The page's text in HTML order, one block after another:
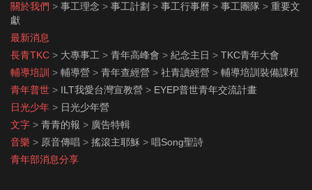
關於我們 > 事工理念 > 事工計劃 > 事工行事曆 > 事工團隊 > 重要文
獻
最新消息
長青TKC > 大專事工 > 青年高峰會 > 紀念主日 > TKC青年大會
輔導培訓 > 輔導營 > 青年查經營 > 社青讀經營 > 輔導培訓裝備課程
青年普世 > ILT我愛台灣宣教營 > EYEP普世青年交流計畫
日光少年 > 日光少年營
文字 > 青青的報 > 廣告特輯
音樂 > 原音傳唱 > 搖滾主耶穌 > 唱Song聖詩
青年部消息分享